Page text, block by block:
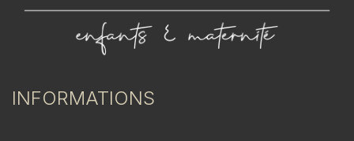
INFORMATIONS